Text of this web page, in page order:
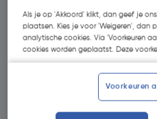
€ 78,71| Excl. btw €
Als je op 'Akkoord' klikt, dan geef je
plaatsen. Kies je voor 'Weigeren', dan
analytische cookies. Via 'Voorkeuren
cookies worden geplaatst. Deze
Voorkeuren